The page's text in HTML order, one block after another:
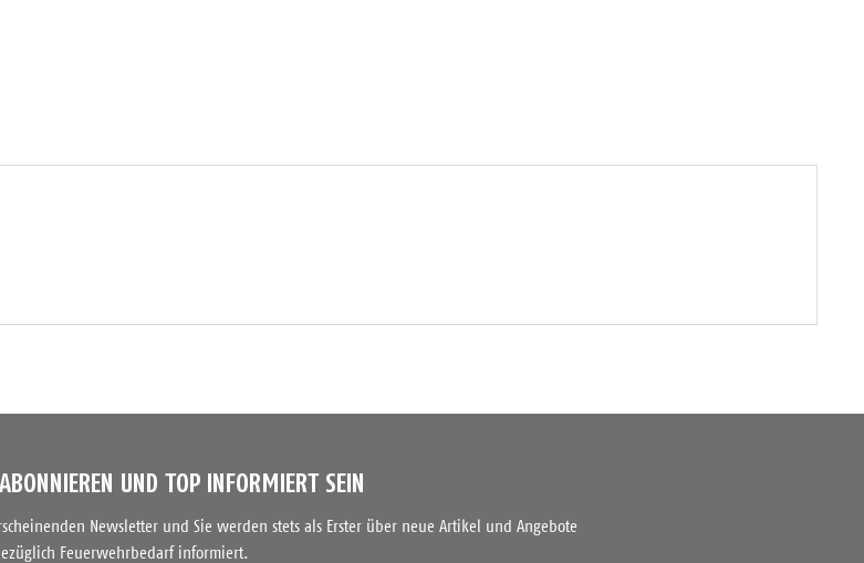
UND TOP INFORMIERT SEIN
Newsletter und Sie werden stets als Erster über neue Artikel und Angebote
Feuerwehrbedarf informiert.